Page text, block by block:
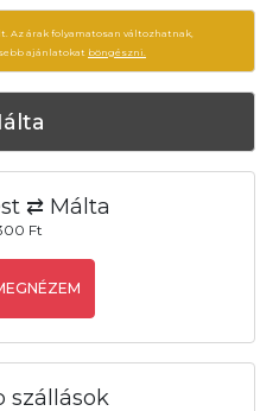
Az árak folyamatosan változhatnak,
ajánlatokat böngészni.
⇄ Málta
Ft
szállások